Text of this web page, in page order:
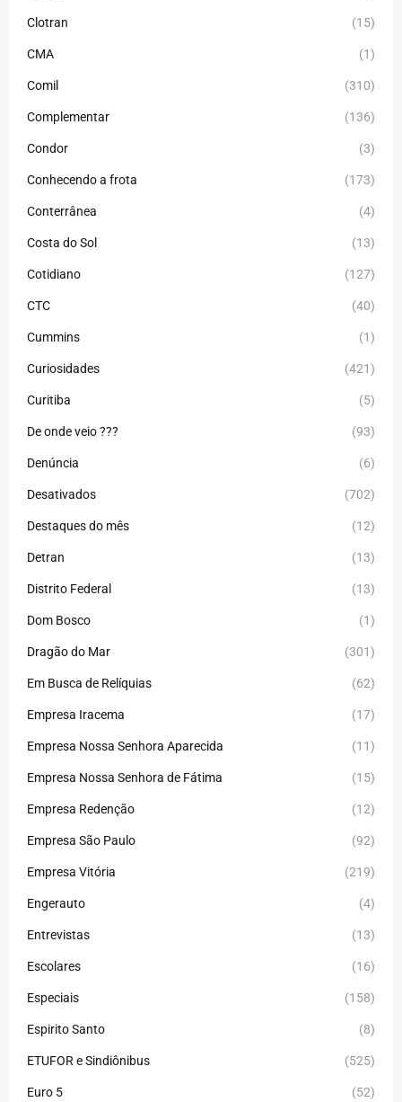
Clotran (15)
CMA (1)
Comil (310)
Complementar (136)
Condor (3)
Conhecendo a frota (173)
Conterrânea (4)
Costa do Sol (13)
Cotidiano (127)
CTC (40)
Cummins (1)
Curiosidades (421)
Curitiba (5)
De onde veio ??? (93)
Denúncia (6)
Desativados (702)
Destaques do mês (12)
Detran (13)
Distrito Federal (13)
Dom Bosco (1)
Dragão do Mar (301)
Em Busca de Relíquias (62)
Empresa Iracema (17)
Empresa Nossa Senhora Aparecida (11)
Empresa Nossa Senhora de Fátima (15)
Empresa Redenção (12)
Empresa São Paulo (92)
Empresa Vitória (219)
Engerauto (4)
Entrevistas (13)
Escolares (16)
Especiais (158)
Espirito Santo (8)
ETUFOR e Sindiônibus (525)
Euro 5 (52)